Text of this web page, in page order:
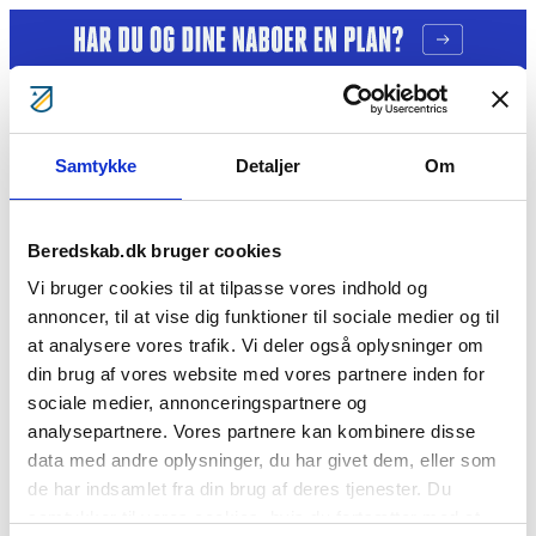
Samtykke Detaljer Om
Beredskab.dk bruger cookies
Vi bruger cookies til at tilpasse vores indhold og
annoncer, til at vise dig funktioner til sociale medier og til
at analysere vores trafik. Vi deler også oplysninger om
din brug af vores website med vores partnere inden for
sociale medier, annonceringspartnere og
analysepartnere. Vores partnere kan kombinere disse
data med andre oplysninger, du har givet dem, eller som
de har indsamlet fra din brug af deres tjenester. Du
Tag ansvar
Bliv Brandmand
Kontakt
Søg
Lone Gaisie
Cookie- og privatlivspolitik
BorgerBeredskabet BlivBrandmandNuBlivFrivilligNuFor
medlemmerÅrsberetninger